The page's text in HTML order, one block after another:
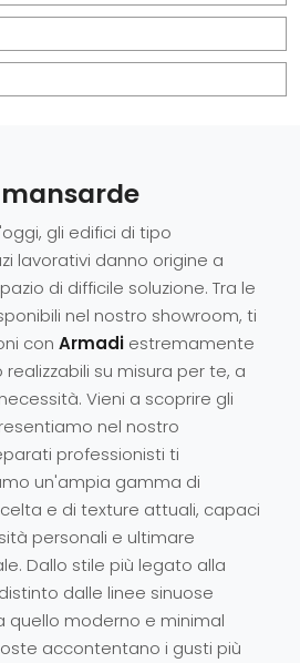
gli edifici di tipo
lavorativi danno origine a
di difficile soluzione. Tra le
nel nostro showroom, ti
con Armadi estremamente
su misura per te, a
Vieni a scoprire gli
nel nostro
professionisti ti
un'ampia gamma di
e di texture attuali, capaci
personali e ultimare
Dallo stile più legato alla
dalle linee sinuose
quello moderno e minimal
accontentano i gusti più